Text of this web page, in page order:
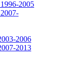
2005
2006
2013